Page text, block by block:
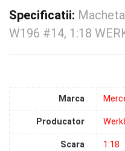
Specificatii:
W196 #14, 1:18
Marca
Producator
Scara 1:18